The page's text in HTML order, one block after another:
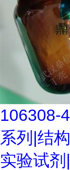
106308-
系列|结
实验试